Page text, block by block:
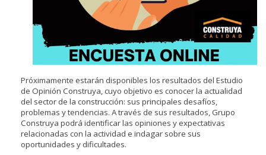
Próximamente estarán disponibles los resultados del Estudio
de Opinión Construya, cuyo objetivo es conocer la actualidad
del sector de la construcción: sus principales desafíos,
problemas y tendencias. A través de sus resultados, Grupo
Construya podrá identificar las opiniones y expectativas
relacionadas con la actividad e indagar sobre sus
oportunidades y dificultades.